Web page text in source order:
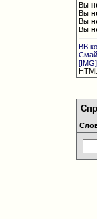
Вы
Вы
Вы
Вы
BB
[IMG]